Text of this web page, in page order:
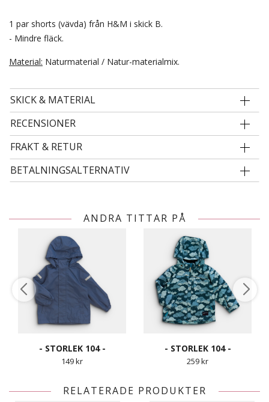
1 par shorts (vävda) från H&M i skick B.
- Mindre fläck.
Material: Naturmaterial / Natur-materialmix.
SKICK & MATERIAL
RECENSIONER
FRAKT & RETUR
BETALNINGSALTERNATIV
ANDRA TITTAR PÅ
- STORLEK 104 -
149 kr
- STORLEK 104 -
259 kr
RELATERADE PRODUKTER